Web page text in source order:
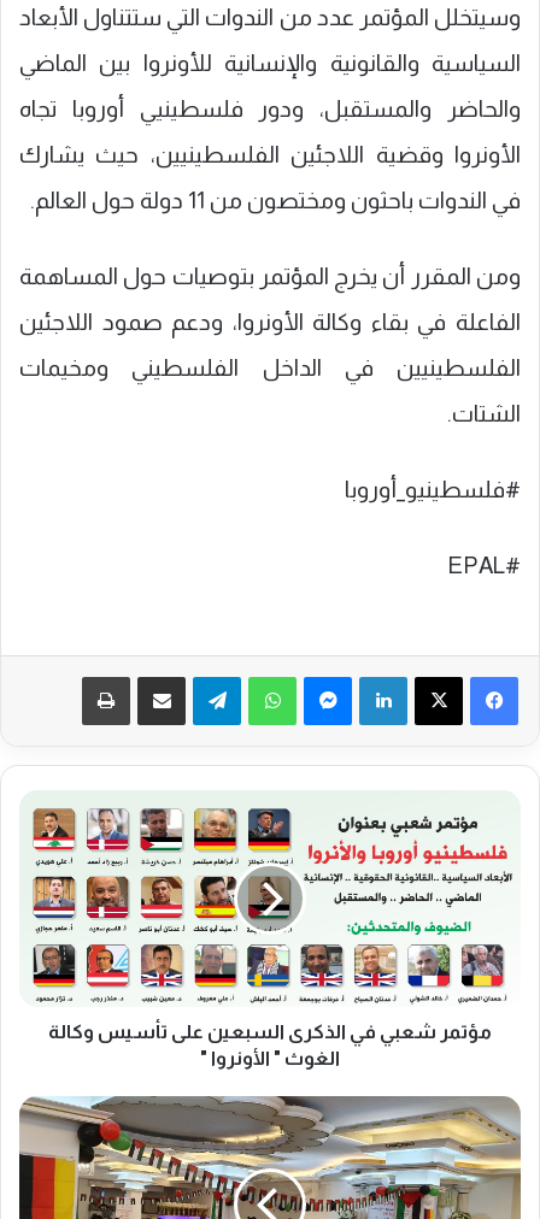
وسيتخلل المؤتمر عدد من الندوات التي ستتناول الأبعاد
السياسية والقانونية والإنسانية للأونروا بين الماضي
والحاضر والمستقبل، ودور فلسطينيي أوروبا تجاه
الأونروا وقضية اللاجئين الفلسطينيين، حيث يشارك
في الندوات باحثون ومختصون من 11 دولة حول العالم.
ومن المقرر أن يخرج المؤتمر بتوصيات حول المساهمة
الفاعلة في بقاء وكالة الأونروا، ودعم صمود اللاجئين
الفلسطينيين في الداخل الفلسطيني ومخيمات
الشتات.
#فلسطينيو_أوروبا
#EPAL
فيسبوك ‫X لينكدإن واتساب تيلقرام
ل
ذ
ك
ر
مؤتمر شعبي في الذكرى السبعين على تأسيس وكالة
الغوث " الأونروا "
إ
ن
ط